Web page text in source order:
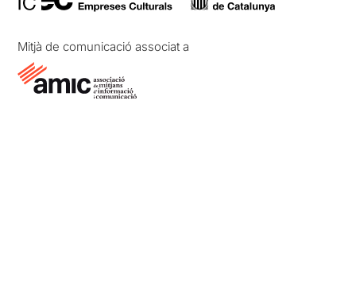
Mitjà de comunicació associat a